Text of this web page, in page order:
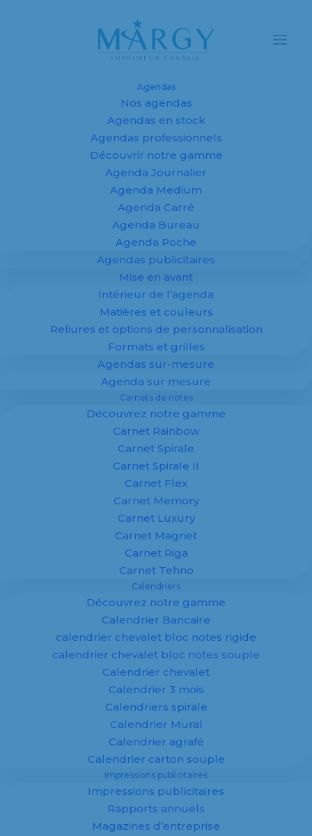
Agendas
Nos agendas
Agendas en stock
Agendas professionnels
Découvrir notre gamme
Agenda Journalier
Agenda Medium
Agenda Carré
Agenda Bureau
Agenda Poche
Agendas publicitaires
Mise en avant
Intérieur de l’agenda
Matières et couleurs
Reliures et options de personnalisation
Formats et grilles
Agendas sur-mesure
Agenda sur mesure
Carnets de notes
Découvrez notre gamme
Carnet Rainbow
Carnet Spirale
Carnet Spirale II
Carnet Flex
Carnet Memory
Carnet Luxury
Carnet Magnet
Carnet Riga
Carnet Tehno
Calendriers
Découvrez notre gamme
Calendrier Bancaire
calendrier chevalet bloc notes rigide
calendrier chevalet bloc notes souple
Calendrier chevalet
Calendrier 3 mois
Calendriers spirale
Calendrier Mural
Calendrier agrafé
Calendrier carton souple
Impressions publicitaires
Impressions publicitaires
Rapports annuels
Magazines d’entreprise
Agendas et
calendriers
personnalisés
2027 pour
entreprises,
fabricant sur
mesure
100 % personnalisé
Spécialiste de la fabrication d’agendas
et supports imprimés
personnalisés pour entreprises, Margy
Imprimeur vous accompagne dans la
création de supports publicitaires sur
Agendas, calendriers etcarnets
votre image : offrez à vos clients un support
utile, durable et visible toute l’année.
✔ Impression professionnelle
✔ Adapté aux entreprises
En savoir plus
Objets
publicitaires
personnalisés